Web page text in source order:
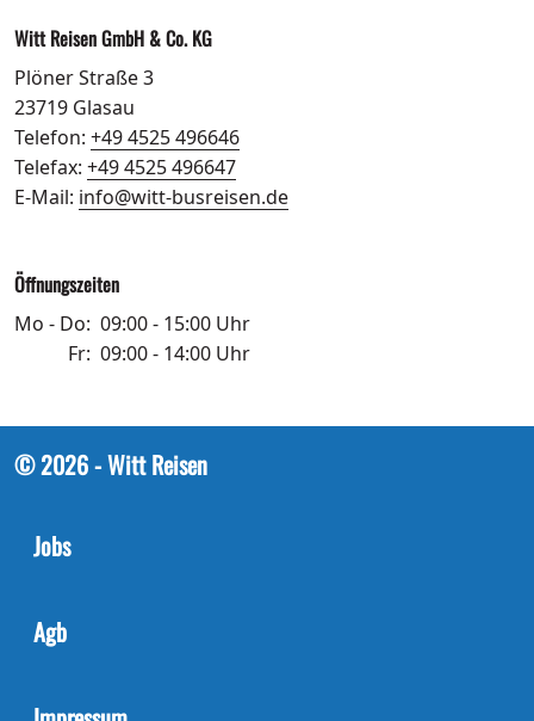
Witt Reisen GmbH & Co. KG
Plöner Straße 3
23719 Glasau
Telefon: +49 4525 496646
Telefax: +49 4525 496647
E-Mail: info@witt-busreisen.de
Öffnungszeiten
Mo - Do: 09:00 - 15:00 Uhr
Fr: 09:00 - 14:00 Uhr
© 2026 - Witt Reisen
Jobs
Agb